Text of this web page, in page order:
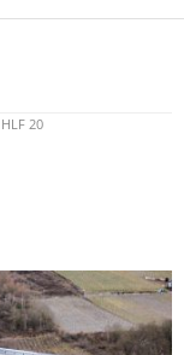
HLF 20